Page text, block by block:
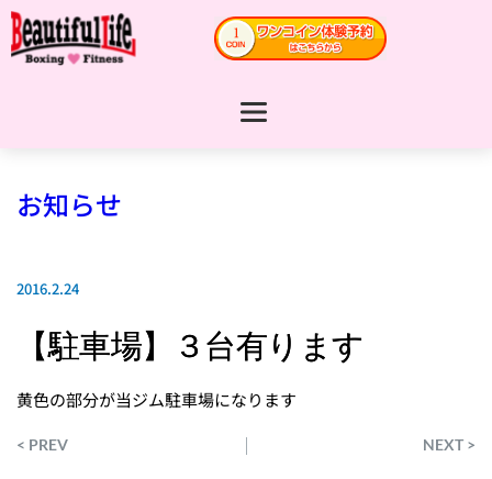
お知らせ
2016.2.24
【駐車場】３台有ります
黄色の部分が当ジム駐車場になります
< PREV NEXT >